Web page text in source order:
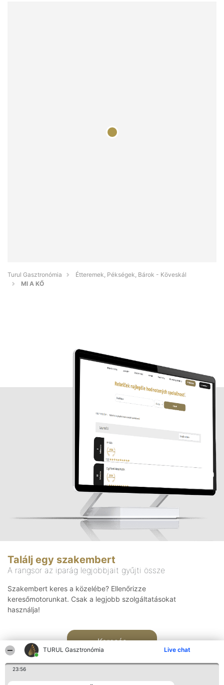
TURUL Gasztronómia Live chat
23:56
Turul Gasztronómia
Étteremek, Pékségek, Bárok - Köveskál
MI A KŐ
Találj egy szakembert
A rangsor az iparág legjobbjait gyűjti össze
Szakembert keres a közelébe? Ellenőrizze
keresőmotorunkat. Csak a legjobb szolgáltatásokat
használja!
Keresés